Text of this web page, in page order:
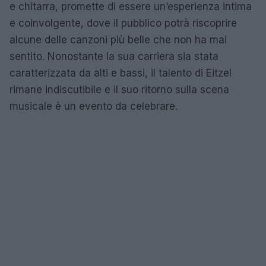
e chitarra, promette di essere un’esperienza intima
e coinvolgente, dove il pubblico potrà riscoprire
alcune delle canzoni più belle che non ha mai
sentito. Nonostante la sua carriera sia stata
caratterizzata da alti e bassi, il talento di Eitzel
rimane indiscutibile e il suo ritorno sulla scena
musicale è un evento da celebrare.